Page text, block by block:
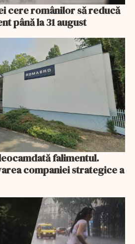
cere românilor să reducă
până la 31 august
falimentul.
companiei strategice a